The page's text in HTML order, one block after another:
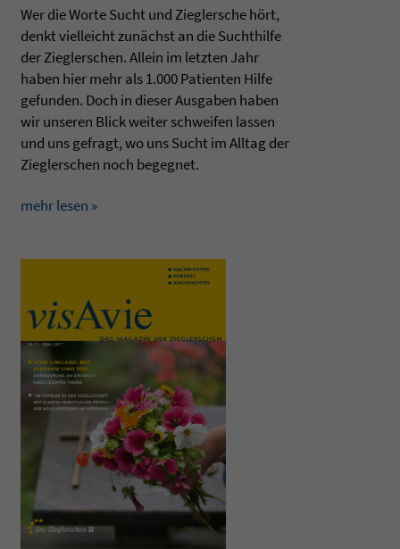
Wer die Worte Sucht und Zieg­ler­sche hört,
denkt viel­leicht zunächst an die Sucht­hilfe
der Zieg­ler­schen. Allein im letz­ten Jahr
haben hier mehr als 1.000 Pati­en­ten Hilfe
gefun­den. Doch in die­ser Aus­ga­ben haben
wir unse­ren Blick wei­ter schwei­fen las­sen
und uns gefragt, wo uns Sucht im All­tag der
Zieg­ler­schen noch begeg­net.
mehr lesen »